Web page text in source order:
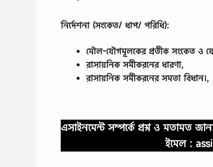
নির্দেশনা (সংকেত/ ধাপ/ পরিধি):
মৌল-যৌগমূলকের প্রতীক সংকেত ও
রাসায়নিক সমীকরনের ধারণা,
রাসায়নিক সমীকরনের সমতা বিধান।,
এসাইনমেন্ট সম্পর্কে প্রশ্ন ও মতামত
ইমেল :